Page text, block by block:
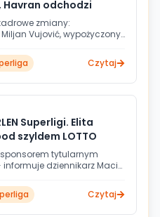
Havran odchodzi
zmiany:
Vujović, wypożyczony
stron kontrakt z
Havranem.
Czytaj
Superligi. Elita
szyldem LOTTO
tytularnym
dziennikarz Maciej
wspierała Puławy, a w
Mielec.
Czytaj